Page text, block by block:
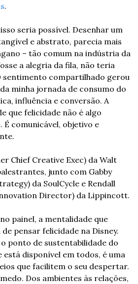
.
seria possível. Desenhar um
e abstrato, parecia mais
– tão comum na indústria da
a alegria da fila, não teria
sentimento compartilhado gerou
minha jornada de consumo do
influência e conversão. A
que felicidade não é algo
É comunicável, objetivo e
Chief Creative Exec) da Walt
junto com Gabby
da SoulCycle e Rendall
Director) da Lippincott.
painel, a mentalidade que
pensar felicidade na Disney.
ponto de sustentabilidade do
está disponível em todos, é uma
que facilitem o seu despertar.
Dos ambientes às relações,